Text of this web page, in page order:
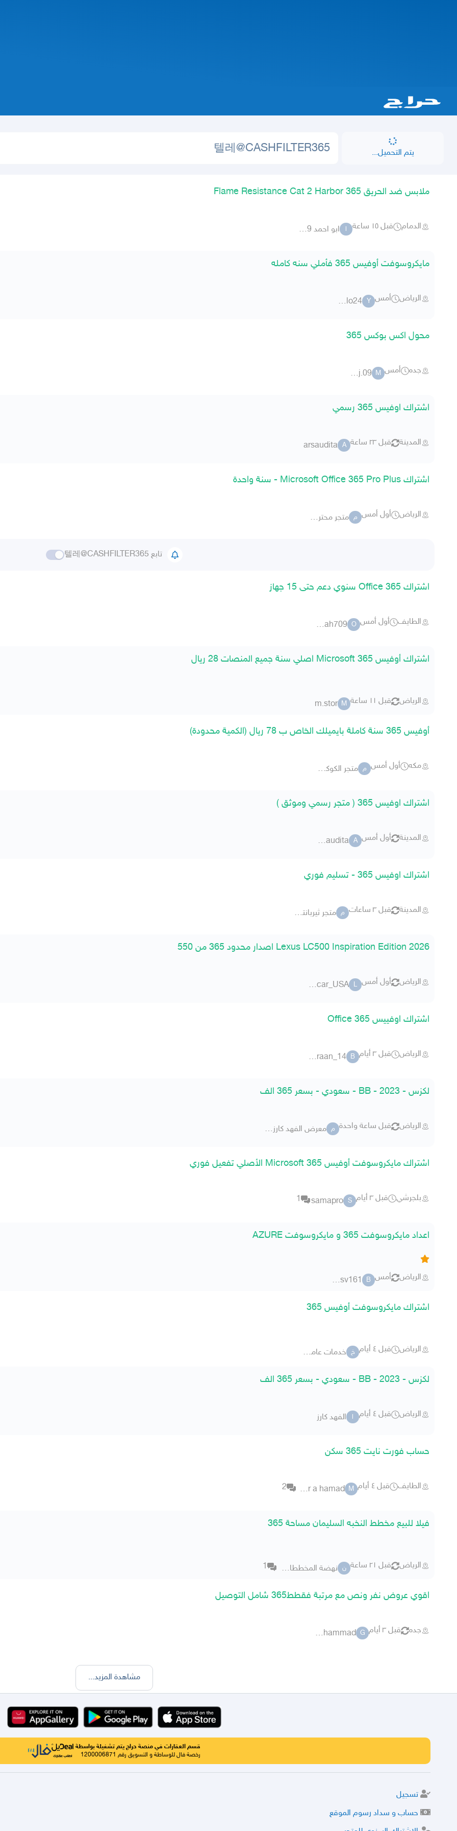
يتم التحميل...
ملابس ضد الحريق Flame Resistance Cat 2 Harbor 365
الدمام قبل ١٥ ساعة ا ابو احمد 92709
مايكروسوفت أوفيس 365 فأملي سنه كامله
الرياض أمس Y
ysrlo24
محول اكس بوكس 365
جده أمس M
mooj.09
اشتراك اوفيس 365 رسمي
المدينة قبل ٢٣ ساعة A
arsaudita
اشتراك Microsoft Office 365 Pro Plus - سنة واحدة
الرياض أول أمس م متجر محترف الرقمية
تابع 텔레@CASHFILTER365
اشتراك Office 365 سنوي دعم حتى 15 جهاز
الطايف أول أمس O
osamah709
اشتراك أوفيس 365 Microsoft اصلي سنة جميع المنصات 28 ريال
الرياض قبل ١١ ساعة M
m.stor
أوفيس 365 سنة كاملة بايميلك الخاص ب 78 ريال (الكمية محدودة)
مكه أول أمس م متجر الكوكب الرقمي
اشتراك اوفيس 365 ( متجر رسمي وموثق )
المدينة أول أمس A
arsaudita
اشتراك اوفيس 365 - تسليم فوري
المدينة قبل ٣ ساعات م متجر ثيربانتس
Lexus LC500 Inspiration Edition 2026 اصدار محدود 365 من 550
الرياض أول أمس L
Luxurycar_USA
اشتراك اوفييس Office 365
الرياض قبل ٣ أيام B
badraan_14
لكزس - 2023 - BB - سعودي - بسعر 365 الف
الرياض قبل ساعة واحدة م معرض الفهد كارز للسيارات
اشتراك مايكروسوفت أوفيس Microsoft 365 الأصلي تفعيل فوري
بلجرشي قبل ٣ أيام S
samapro
1
اعداد مايكروسوفت 365 و مايكروسوفت AZURE
الرياض أمس B
baselsv161
اشتراك مايكروسوفت أوفيس 365
الرياض قبل ٤ أيام خ خدمات عامة 47674
لكزس - 2023 - BB - سعودي - بسعر 365 الف
الرياض قبل ٤ أيام ا الفهد كارز
حساب فورت نايت 365 سكن
الطايف قبل ٤ أيام M
maher a hamad
2
فيلا للبيع مخطط النخبه السليمان مساحة 365
الرياض قبل ٢١ ساعة ن نهضة المخططات العقارية 1
اقوي عروض نفر ونص مع مرتبة فقطط365 شامل التوصيل
جده قبل ٣ أيام G
ghalib muhammad
مشاهدة المزيد...
قسم العقارات في منصة حراج يتم تشغيلة بواسطة
رخصة فال للوساطة و التسويق رقم 1200006871
تسجيل
حساب و سداد رسوم الموقع